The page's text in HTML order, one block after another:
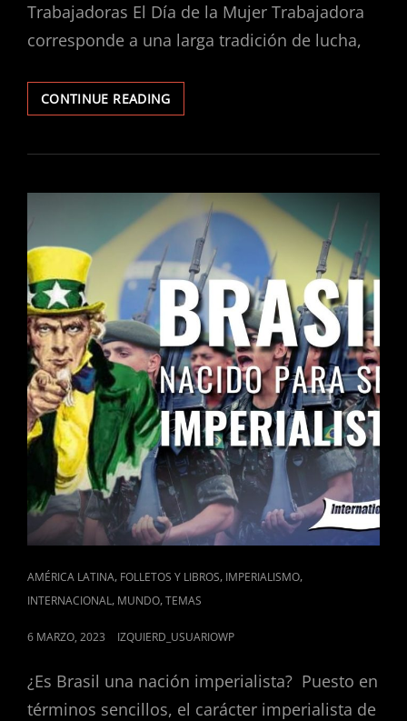
Trabajadoras El Día de la Mujer Trabajadora
corresponde a una larga tradición de lucha,
CONTINUE READING8
DE
A
EL
EJEMPLO
DE
MUJERES
IRANÍES
Y
AFGANAS,
LUCHAR
CONTRA
EL
FUNDAMENTALISMO
Y
EL
FEMINICIDIO
CAT
LINKS
AMÉRICA LATINA, FOLLETOS Y LIBROS, IMPERIALISMO,
INTERNACIONAL, MUNDO,TEMAS
POSTED
6 MARZO, 2023 IZQUIERD_USUARIOWP
¿Es Brasil una nación imperialista? Puesto en
términos sencillos, el carácter imperialista de